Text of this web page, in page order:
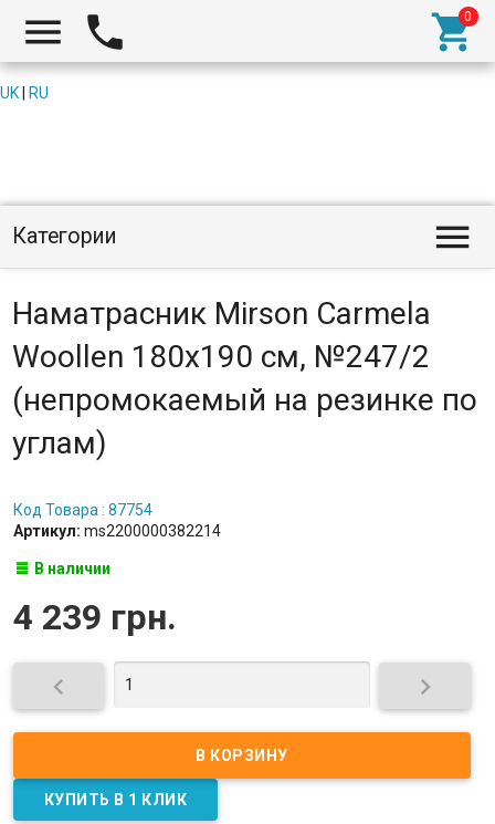
  
UK RU
Категории 
Наматрасник Mirson Carmela
Woollen 180x190 см, №247/2
(непромокаемый на резинке по
углам)
Код Товара : 87754
Артикул: ms2200000382214
В наличии
4 239 грн.
 